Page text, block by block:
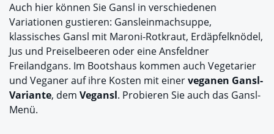
Auch hier können Sie Gansl in verschiedenen
Variationen gustieren: Gansleinmachsuppe,
klassisches Gansl mit Maroni-Rotkraut, Erdäpfelknödel,
Jus und Preiselbeeren oder eine Ansfeldner
Freilandgans. Im Bootshaus kommen auch Vegetarier
und Veganer auf ihre Kosten mit einerveganen Gansl-
Variante, dem Vegansl. Probieren Sie auch das Gansl-
Menü.